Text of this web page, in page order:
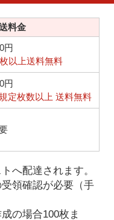
料金
円
以上送料無料
円
定枚数以上 送料無料
へ配達されます。
領確認が必要（手
の場合100枚ま